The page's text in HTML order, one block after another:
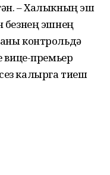
– Халыкның эш
безнең эшнең
контрольдә
вице-премьер
калырга тиеш